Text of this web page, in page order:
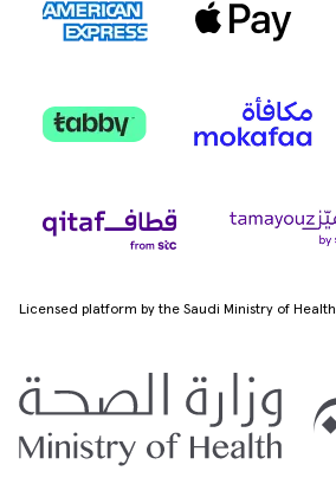
Licensed platform by the Saudi Ministry of Health